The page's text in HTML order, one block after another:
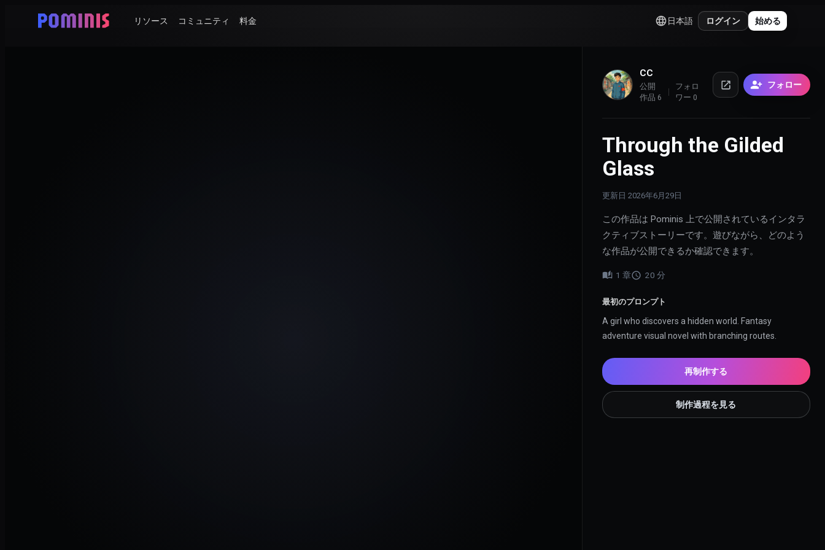
リソース コミュニティ 料金 日本語 ログイン 始める
CC
公開
作品 6
フォロ
ワー 0
フォロー
Through the Gilded
Glass
更新日 2026年6月29日
この作品は Pominis 上で公開されているインタラ
クティブストーリーです。遊びながら、どのよう
な作品が公開できるか確認できます。
1 章 20 分
最初のプロンプト
A girl who discovers a hidden world. Fantasy
adventure visual novel with branching routes.
再制作する
制作過程を見る